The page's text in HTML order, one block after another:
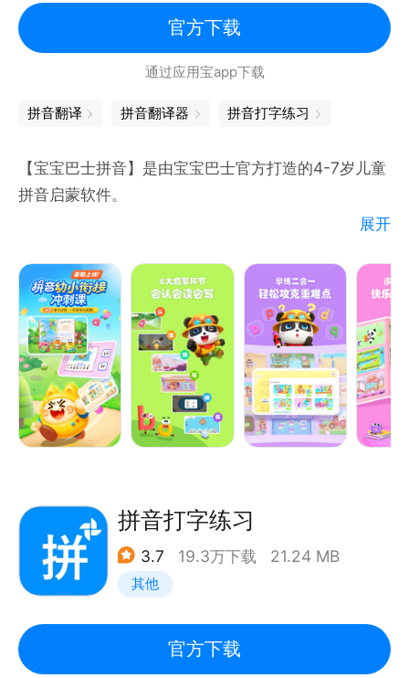
如您在使用过程中，有任何问题和意见，请在App内点
击【在线客服】进行反馈。
为每个字母创意定制拼音儿歌，让孩子轻松上口，好听
又好记。
4.拼音阅读，学以致用
式，在阅读中强化应用，让孩子趣味学拼读。
5.丰富互动，趣味拼读
精心设计100+创意互动情景，涵盖日常生活、动物、
森林、海洋、交通、食物、体育、医疗、科技等众多主
题，趣味操作中培养孩子自主认知能力。
联系我们：
邮箱：service@ihuman.com
官方下载
通过应用宝app下载
拼音翻译 拼音翻译器 拼音打字练习
【宝宝巴士拼音】是由宝宝巴士官方打造的4-7岁儿童
拼音启蒙软件。
（1）6大环节，强化记忆
【宝宝巴士拼音】通过认、读、调、练、拼、写6个环
节，全面提升儿童拼音能力，为自主识字与阅读打实基
础。
（2）趣味互动，激发兴趣
【宝宝巴士拼音】打造870+互动环节、51集原创拼音
（3）语音跟读，AI纠音
真人发音示范，并通过系统检测儿童的跟读情况，及时
反馈、纠正发音错误，让儿童掌握正确的发音技巧。
【宝宝巴士拼音】在拼音学习中穿插强化测试，提升儿
童拼读能力；还有“拼音乐园”专项练习，帮助儿童在快
展开
拼音打字练习
3.7 19.3万下载 21.24 MB
其他
官方下载